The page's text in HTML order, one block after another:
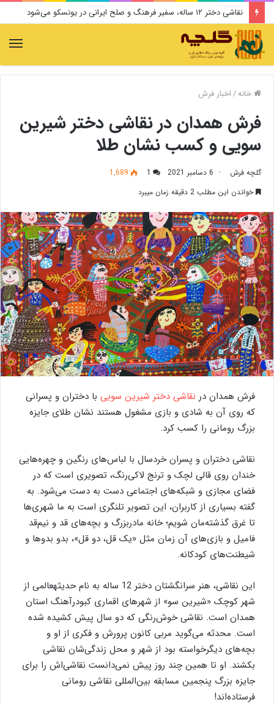
سیروس پرهام دار فانی را وداع گفت
خانه/اخبار فرش
فرش همدان در نقاشی دختر شیرین
سویی و کسب نشان طلا
گلچه فرش 6 دسامبر 2021 1
1,689
خواندن این مطلب 2 دقیقه زمان میبرد
فرش همدان در نقاشی دختر شیرین سویی با دختران و پسرانی
که روی آن به شادی و بازی مشغول هستند نشان طلای جایزه
بزرگ رومانی را کسب کرد.
نقاشی دختران و پسران خردسال با لباس‌های رنگین و چهره‌هایی
خندان روی قالی لچک و ترنج لاکی‌رنگ، تصویری است که در
فضای مجازی و شبکه‌های اجتماعی دست به دست می‌شود. به
گفته بسیاری از کاربران، این تصویر تلنگری است به ما شهری‌ها
تا غرق گذشته‌مان شویم؛ خانه مادربزرگ و بچه‌های قد و نیم‌قد
فامیل و بازی‌های آن زمان مثل «یک قل، دو قل»، بدو بدوها و
شیطنت‌های کودکانه.
این نقاشی، هنر سرانگشتان دختر 12 ساله به نام حدیثهعالمی از
شهر کوچک «شیرین سو» از شهرهای اقماری کبودرآهنگ استان
همدان است. نقاشی خوش‌رنگی که دو سال پیش کشیده شده
است. محدثه می‌گوید مربی کانون پرورش و فکری از او و
بچه‌های دیگرخواسته بود از شهر و محل زندگی‌شان نقاشی
بکشند. او تا همین چند روز پیش نمی‌دانست نقاشی‌اش را برای
جایزه بزرگ پنجمین مسابقه بین‌المللی نقاشی رومانی
فرستاده‌اند!